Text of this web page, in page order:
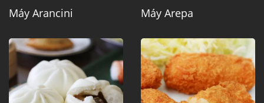
Máy Arancini Máy Arepa